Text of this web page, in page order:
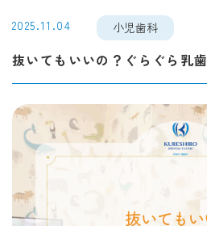
2025.11.04 小児歯科
抜いてもいいの？ぐらぐら乳歯